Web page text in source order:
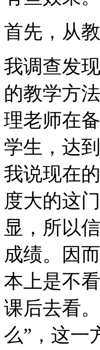
首先，从
我调查发
的教学方
理老师在
学生，达
我说现在
度大的这
显，所以
成绩。因
本上是不
课后去看
么”，这一